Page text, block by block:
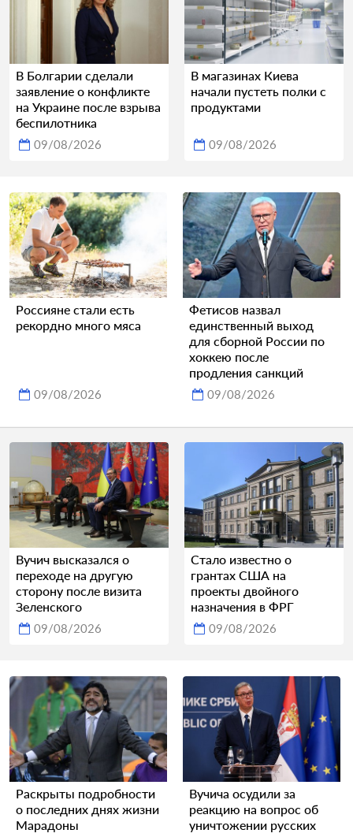
В Болгарии сделали
заявление о конфликте
на Украине после взрыва
беспилотника
09/08/2026
В магазинах Киева
начали пустеть полки с
продуктами
09/08/2026
Россияне стали есть
рекордно много мяса
09/08/2026
Фетисов назвал
единственный выход
для сборной России по
хоккею после
продления санкций
09/08/2026
Вучич высказался о
переходе на другую
сторону после визита
Зеленского
09/08/2026
Стало известно о
грантах США на
проекты двойного
назначения в ФРГ
09/08/2026
Раскрыты подробности
о последних днях жизни
Марадоны
Вучича осудили за
реакцию на вопрос об
уничтожении русских